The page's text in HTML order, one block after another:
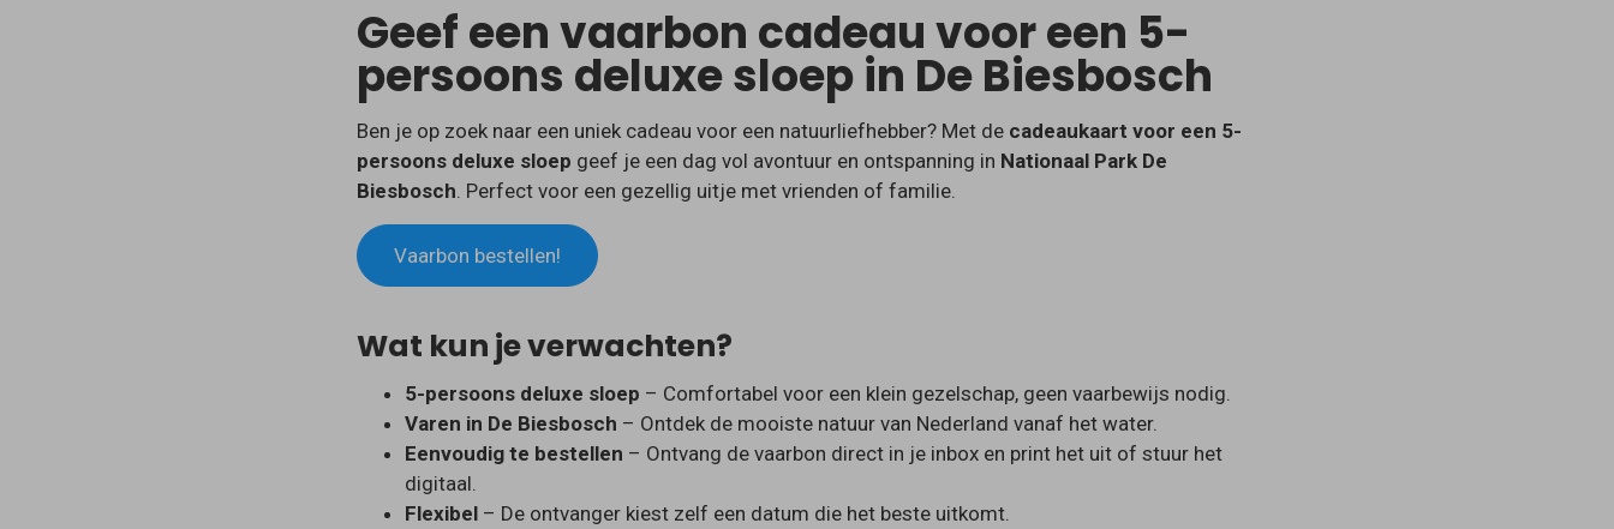
Geef een vaarbon cadeau voor een 5-
persoons deluxe sloep in De Biesbosch
Ben je op zoek naar een uniek cadeau voor een natuurliefhebber? Met de cadeaukaart voor een 5-
persoons deluxe sloep geef je een dag vol avontuur en ontspanning in Nationaal Park De
Biesbosch . Perfect voor een gezellig uitje met vrienden of familie.
Vaarbon bestellen!
Wat kun je verwachten?
5-persoons deluxe sloep – Comfortabel voor een klein gezelschap, geen vaarbewijs nodig.
Varen in De Biesbosch – Ontdek de mooiste natuur van Nederland vanaf het water.
Eenvoudig te bestellen – Ontvang de vaarbon direct in je inbox en print het uit of stuur het
digitaal.
Flexibel – De ontvanger kiest zelf een datum die het beste uitkomt.